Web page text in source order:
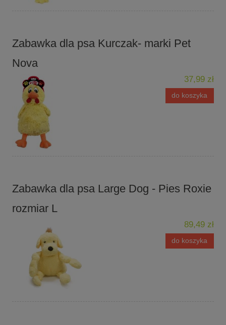
Zabawka dla psa Kurczak- marki Pet
Nova
37,99 zł
do koszyka
Zabawka dla psa Large Dog - Pies Roxie
rozmiar L
89,49 zł
do koszyka